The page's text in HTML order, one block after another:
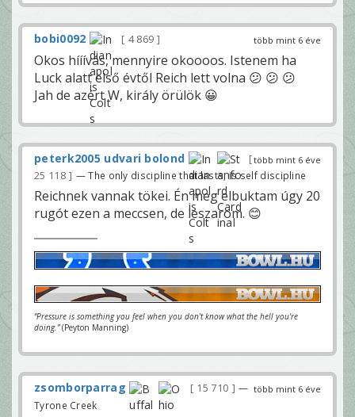
több mint 6 éve
bobi0092 4 869
Okos hííívás, mennyire okoooos. Istenem ha
Luck alatt első évtől Reich lett volna 😕 😕 😕
Jah de azért W, király örülök 😀
több mint 6 éve
peterk2005 udvari bolond
25 118 — The only discipline that lasts, is self discipline
Reichnek vannak tökei. Én meg elbuktam úgy 20
rugót ezen a meccsen, de leszarom. 😊
“Pressure is something you feel when you don't know what the hell you're
doing.”(Peyton Manning)
több mint 6 éve
zsomborparrag 15 710
—
Tyrone Creek